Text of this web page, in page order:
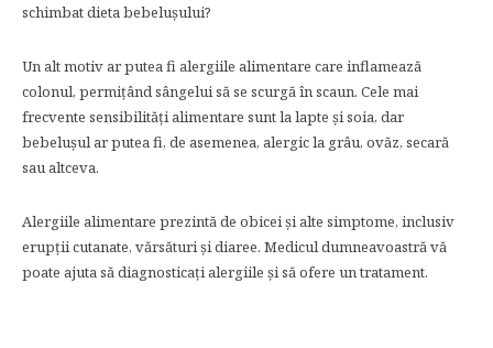
schimbat dieta bebelușului?
Un alt motiv ar putea fi alergiile alimentare care inflamează
colonul, permițând sângelui să se scurgă în scaun. Cele mai
frecvente sensibilități alimentare sunt la lapte și soia, dar
bebelușul ar putea fi, de asemenea, alergic la grâu, ovăz, secară
sau altceva.
Alergiile alimentare prezintă de obicei și alte simptome, inclusiv
erupții cutanate, vărsături și diaree. Medicul dumneavoastră vă
poate ajuta să diagnosticați alergiile și să ofere un tratament.